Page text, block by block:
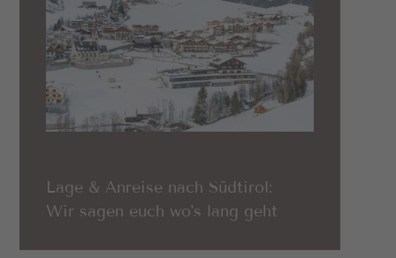
Lage & Anreise nach Südtirol:
Wir sagen euch wo's lang geht